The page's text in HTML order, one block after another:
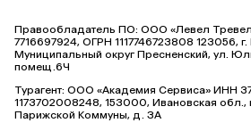
Правообладатель ПО: ООО «Левел
7716697924, ОГРН 1117746723808 123056, г.
Муниципальный округ Пресненский, ул.
помещ.6Ч
Турагент: ООО «Академия Сервиса» ИНН
1173702008248, 153000, Ивановская обл.,
Парижской Коммуны, д. ЗА